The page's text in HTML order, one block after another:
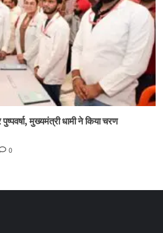
पुष्पवर्षा, मुख्यमंत्री धामी ने किया चरण
0